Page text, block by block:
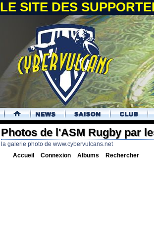
LE SITE DES
.
Photos de l'ASM Rugby par
la galerie photo de www.cybervulcans.net
Accueil Connexion Albums Rechercher